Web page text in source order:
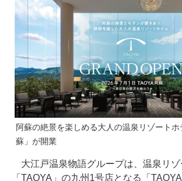
阿蘇の絶景を楽しめる大人の温泉リゾートホ
蘇」が開業
大江戸温泉物語グループは、温泉リゾ
「TAOYA」の九州1号店となる「